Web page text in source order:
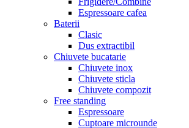
Espressoare cafea
Baterii
Clasic
Dus extractibil
Chiuvete bucatarie
Chiuvete inox
Chiuvete sticla
Chiuvete compozit
Free standing
Espressoare
Cuptoare microunde